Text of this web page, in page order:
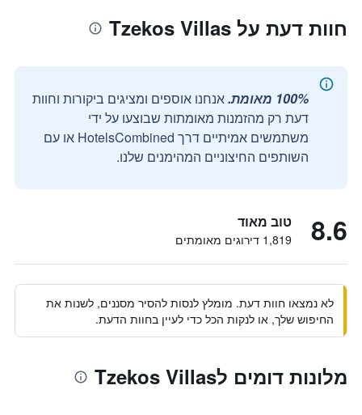
חוות דעת על Tzekos Villas
100% מאומת.
אנחנו אוספים ומציגים ביקורות וחוות
דעת רק מהזמנות מאומתות שבוצעו על ידי
משתמשים אמיתיים דרך HotelsCombined או עם
השותפים החיצוניים המהימנים שלנו.
8.6 טוב מאוד
1,819 דירוגים מאומתים
לא נמצאו חוות דעת. מומלץ לנסות להסיר מסננים, לשנות את
החיפוש שלך, או לנקות הכל כדי לעיין בחוות הדעת.
מלונות דומים לTzekos Villas